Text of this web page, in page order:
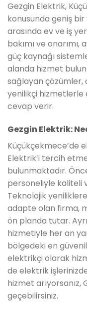
Gezgin Elektrik,
konusunda geniş
arasında ev ve iş
bakımı ve
güç kaynağı
alanda hizmet
sağlayan çözümler,
yenilikçi hizmetlerle
cevap verir.
Gezgin Elektrik:
Küçükçekmece’de
Elektrik’i tercih
bulunmaktadır.
personeliyle kaliteli
Teknolojik
adapte olan firma,
ön planda tutar.
hizmetiyle her an
bölgedeki en
elektrikçi olarak
de elektrik
hizmet arıyorsanız,
geçebilirsiniz.